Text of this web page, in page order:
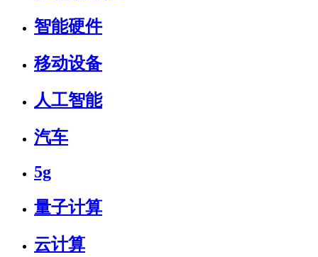
智能硬件
移动设备
人工智能
汽车
5g
量子计算
云计算